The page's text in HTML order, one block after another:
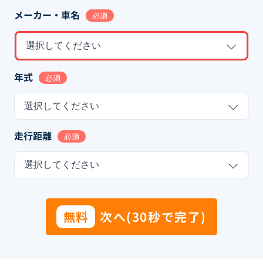
メーカー・車名 必須
選択してください
年式 必須
選択してください
走行距離 必須
選択してください
無料 次へ(30秒で完了)